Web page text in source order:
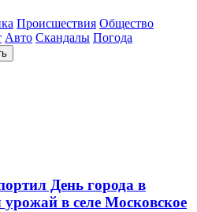
Происшествия Общество
Авто Скандалы Погода
День города в
в селе Московское